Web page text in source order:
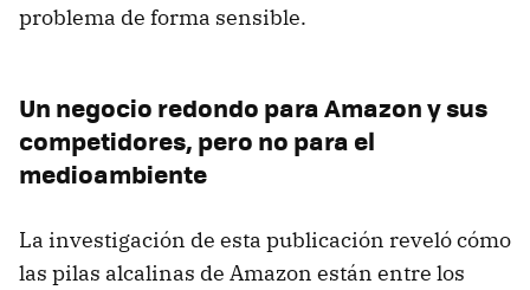
problema de forma sensible.
Un negocio redondo para Amazon y sus
competidores, pero no para el
medioambiente
La investigación de esta publicación reveló cómo
las pilas alcalinas de Amazon están entre los